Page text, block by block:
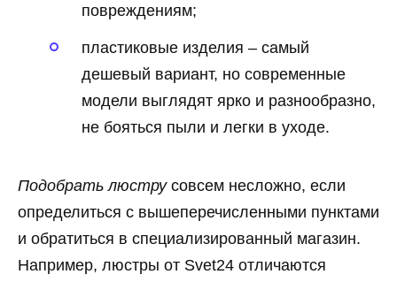
повреждениям;
пластиковые изделия – самый
дешевый вариант, но современные
модели выглядят ярко и разнообразно,
не бояться пыли и легки в уходе.
Подобрать люструсовсем несложно, если
определиться с вышеперечисленными пунктами
и обратиться в специализированный магазин.
Например, люстры от Svet24 отличаются